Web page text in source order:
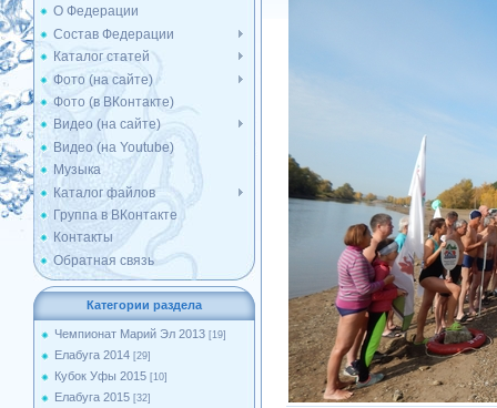
О Федерации
Состав Федерации
Каталог статей
Фото (на сайте)
Фото (в ВКонтакте)
Видео (на сайте)
Видео (на Youtube)
Музыка
Каталог файлов
Группа в ВКонтакте
Контакты
Обратная связь
Категории раздела
Чемпионат Марий Эл 2013 [19]
Елабуга 2014 [29]
Кубок Уфы 2015 [10]
Елабуга 2015 [32]